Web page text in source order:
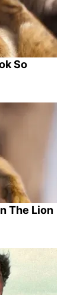
So
The Lion